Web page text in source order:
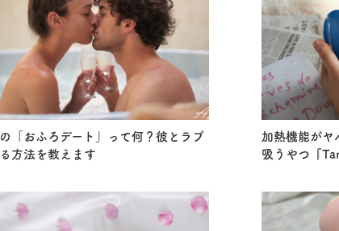
「おふろデート」って何？彼とラブ
方法を教えます
加熱機能が
吸うやつ『